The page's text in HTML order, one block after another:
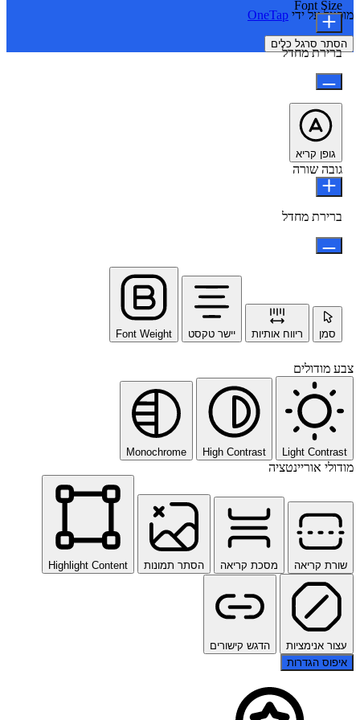
מופעל על ידי OneTap
הסתר סרגל כלים
Font Size
ברירת מחדל
גופן קריא
גובה שורה
ברירת מחדל
סמן ריווח אותיות יישר טקסט Font Weight
צבע מודולים
Light Contrast
High Contrast
Monochrome
מודולי אוריינטציה
שורת קריאה מסכת קריאה הסתר תמונות Highlight Content
עצור אנימציות
הדגש קישורים
איפוס הגדרות